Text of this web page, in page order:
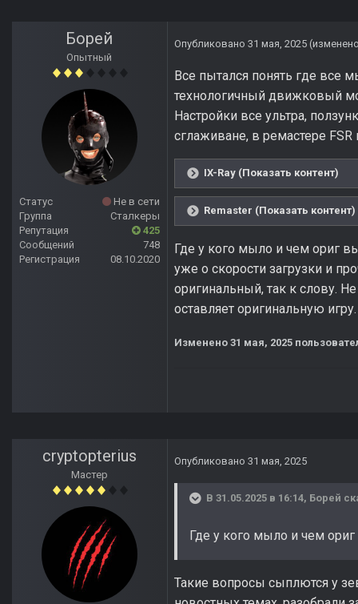
Борей
Опытный
Статус
Не в сети
Группа
Сталкеры
Репутация
425
Сообщений
748
Регистрация
08.10.2020
Опубликовано 31 мая, 2025
Все пытался понять где все
технологичный движковый
Настройки все ультра,
сглаживане, в ремастере
IX-Ray (Показать контент)
Remaster (Показать контент)
Где у кого мыло и чем ориг
уже о скорости загрузки и
оригинальный, так к слову.
оставляет оригинальную
Изменено 31 мая, 2025
cryptopterius
Мастер
Опубликовано 31 мая, 2025
В 31.05.2025 в 16:14, Борей
Где у кого мыло и чем
Такие вопросы сыплются у